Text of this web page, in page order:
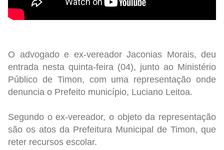
O advogado e ex-vereador Jaconias Morais, deu
entrada nesta quinta-feira (04), junto ao Ministério
Público de Timon, com uma representação onde
denuncia o Prefeito município, Luciano Leitoa.
Segundo o ex-vereador, o objeto da representação
são os atos da Prefeitura Municipal de Timon, que
reter recursos escolar.